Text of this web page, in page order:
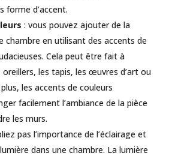
forme d’accent.
: vous pouvez ajouter de la
chambre en utilisant des accents de
Cela peut être fait à
les tapis, les œuvres d’art ou
les accents de couleurs
facilement l’ambiance de la pièce
les murs.
pas l’importance de l’éclairage et
dans une chambre. La lumière